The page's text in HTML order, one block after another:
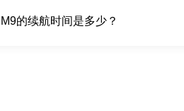
M9的续航时间是多少？